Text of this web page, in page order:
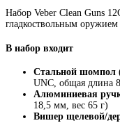
Набор Veber Clean Guns
гладкоствольным оружием
В набор входит
Стальной шомпол
UNC, общая длина
Алюминиевая
18,5 мм, вес 65 г)
Вишер щелевой/